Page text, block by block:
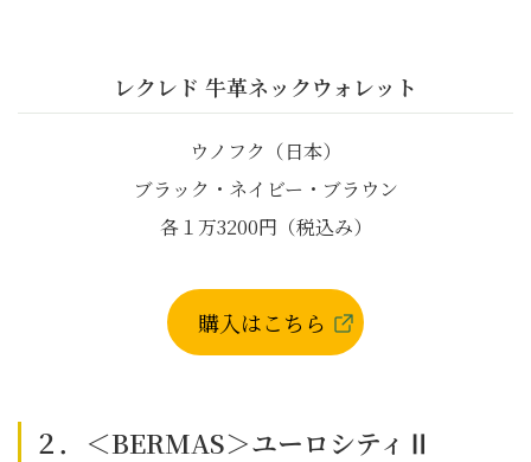
レクレド 牛革ネックウォレット
ウノフク（日本）
ブラック・ネイビー・ブラウン
各１万3200円（税込み）
購入はこちら
２．＜BERMAS＞ユーロシティⅡ